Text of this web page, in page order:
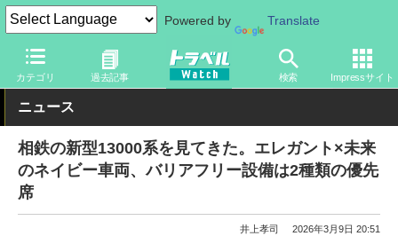
Powered by Translate
カテゴリ 過去記事 検索 Impressサイト
トラベル Watch 企業・政府・官庁 鉄道 関東私鉄
ニュース
相鉄の新型13000系を見てきた。エレガント×未来
のネイビー車両、バリアフリー設備は2種類の優先
席
井上孝司 2026年3月9日 20:51